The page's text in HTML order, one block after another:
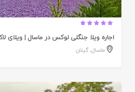
اجاره ویلا جنگلی لوکس در ماسال | ویلای
ماسال,گیلان